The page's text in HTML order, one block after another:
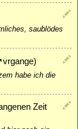
saublödes
vrgange)
habe ich die
Zeit